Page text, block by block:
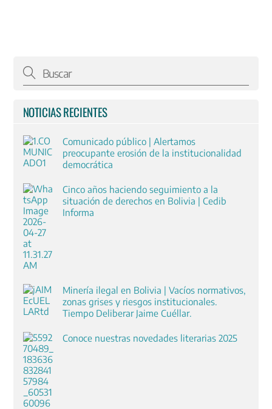
NOTICIAS RECIENTES
Comunicado público | Alertamos
preocupante erosión de la institucionalidad
democrática
Cinco años haciendo seguimiento a la
situación de derechos en Bolivia | Cedib
Informa
Minería ilegal en Bolivia | Vacíos normativos,
zonas grises y riesgos institucionales.
Tiempo Deliberar Jaime Cuéllar.
Conoce nuestras novedades literarias 2025